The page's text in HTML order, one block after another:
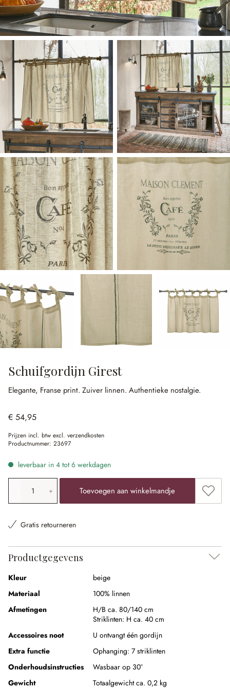
Schuifgordijn Girest
Elegante, Franse print. Zuiver linnen. Authentieke nostalgie.
€ 54,95
Prijzen incl. btw excl. verzendkosten
Productnummer: 23697
leverbaar in 4 tot 6 werkdagen
Producthoeveelheid: voer de gewenste waarde in of
Toevoegen aan winkelmandje
Gratis retourneren
Productgegevens
Kleur
beige
Materiaal
100% linnen
Afmetingen
H/B ca. 80/140 cm
Striklinten: H ca. 40 cm
Accessoires noot
U ontvangt één gordijn
Extra functie
Ophanging: 7 striklinten
Onderhoudsinstructies
Wasbaar op 30°
Gewicht
Totaalgewicht ca. 0,2 kg